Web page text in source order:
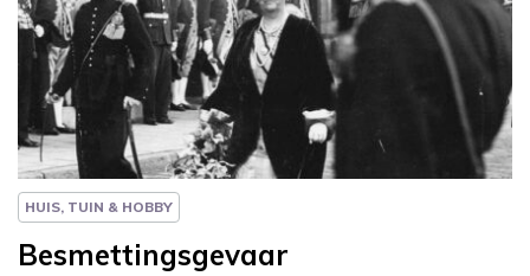
Column
Paul Rem
HUIS, TUIN & HOBBY
Besmettingsgevaar